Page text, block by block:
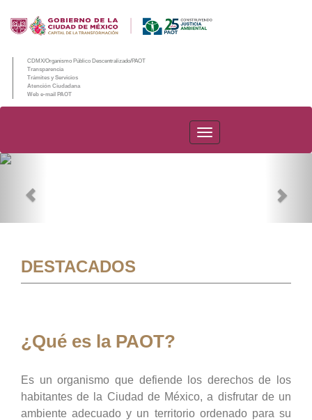
CDMX/Organismo Público Descentralizado/PAOT
Transparencia
Trámites y Servicios
Atención Ciudadana
Web e-mail PAOT
PAOT
DESTACADOS
¿Qué es la PAOT?
Es un organismo que defiende los derechos de los
habitantes de la Ciudad de México, a disfrutar de un
ambiente adecuado y un territorio ordenado para su